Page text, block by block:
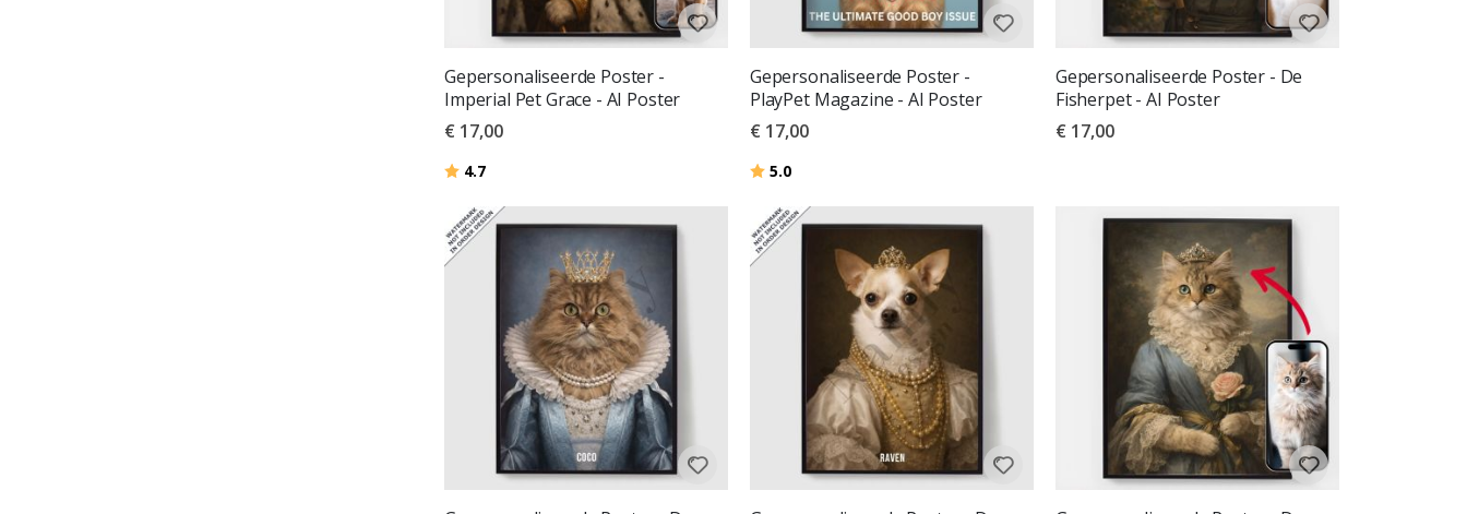
Gepersonaliseerde Poster -
Imperial Pet Grace - AI Poster
€ 17,00
Beoordeling:
4.7
Gepersonaliseerde Poster -
PlayPet Magazine - AI Poster
€ 17,00
Beoordeling:
5.0uit 5 sterren
Gepersonaliseerde Poster - De
Fisherpet - AI Poster
€ 17,00